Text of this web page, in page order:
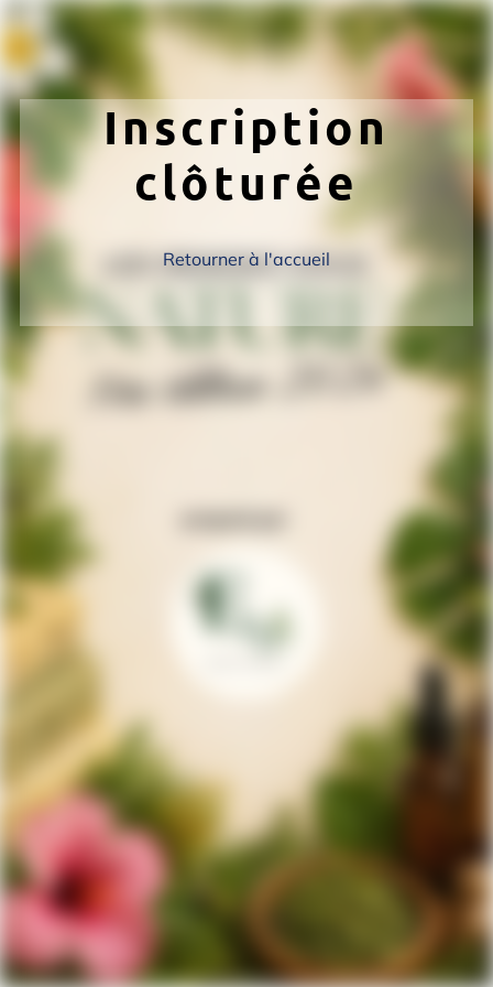
Inscription
clôturée
Retourner à l'accueil